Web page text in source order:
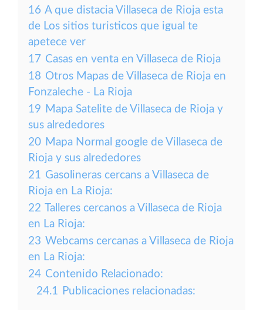
16 A que distacia Villaseca de Rioja esta
de Los sitios turisticos que igual te
apetece ver
17 Casas en venta en Villaseca de Rioja
18 Otros Mapas de Villaseca de Rioja en
Fonzaleche - La Rioja
19 Mapa Satelite de Villaseca de Rioja y
sus alrededores
20 Mapa Normal google de Villaseca de
Rioja y sus alrededores
21 Gasolineras cercans a Villaseca de
Rioja en La Rioja:
22 Talleres cercanos a Villaseca de Rioja
en La Rioja:
23 Webcams cercanas a Villaseca de Rioja
en La Rioja:
24 Contenido Relacionado:
24.1 Publicaciones relacionadas: